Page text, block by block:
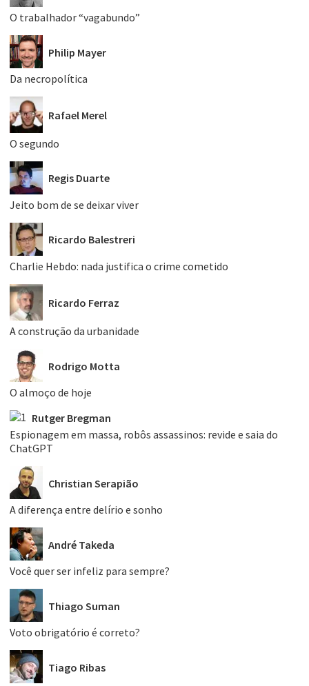
O trabalhador “vagabundo”
Philip Mayer
Da necropolítica
Rafael Merel
O segundo
Regis Duarte
Jeito bom de se deixar viver
Ricardo Balestreri
Charlie Hebdo: nada justifica o crime cometido
Ricardo Ferraz
A construção da urbanidade
Rodrigo Motta
O almoço de hoje
Rutger Bregman
Espionagem em massa, robôs assassinos: revide e saia do
ChatGPT
Christian Serapião
A diferença entre delírio e sonho
André Takeda
Você quer ser infeliz para sempre?
Thiago Suman
Voto obrigatório é correto?
Tiago Ribas